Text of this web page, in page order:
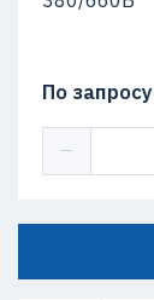
По запросу